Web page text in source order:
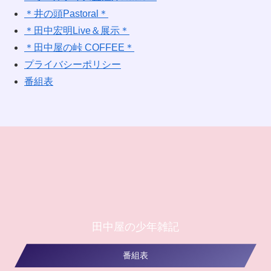
＊井の頭Pastoral＊
＊田中宏明Live＆展示＊
＊田中屋の峠 COFFEE＊
プライバシーポリシー
番組表
田中屋の少年雑記
番組表